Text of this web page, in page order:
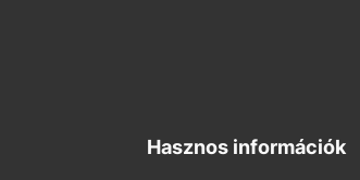
Hasznos információk